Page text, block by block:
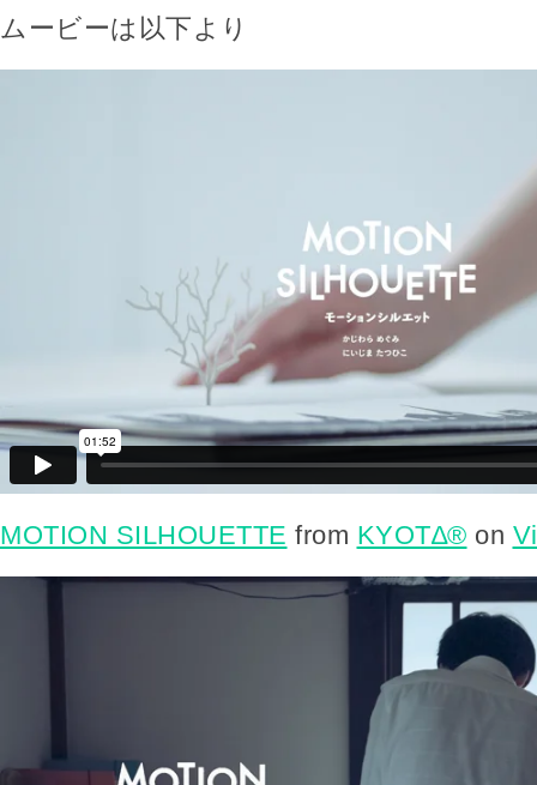
ムービーは以下より
MOTION SILHOUETTE from KYOT∆® on